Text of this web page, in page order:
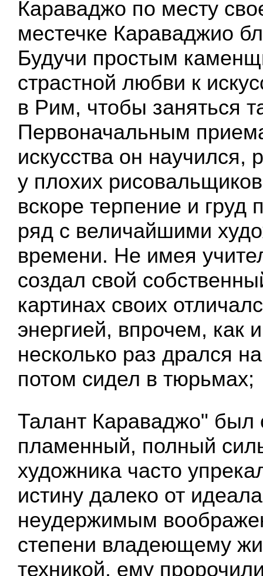
Караваджо по месту
местечке Караваджио
Будучи простым
страстной любви к
в Рим, чтобы заняться
Первоначальным
искусства он научился,
у плохих
вскоре терпение и груд
ряд с величайшими
времени. Не имея
создал свой
картинах своих
энергией, впрочем, как
несколько раз дрался
потом сидел в тюрьмах;
Талант Караваджо" был
пламенный, полный
художника часто
истину далеко от
неудержимым
степени владеющему
техникой, ему